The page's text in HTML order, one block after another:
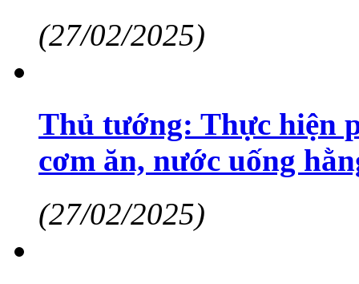
(27/02/2025)
Thủ tướng: Thực hiện
cơm ăn, nước uống
(27/02/2025)